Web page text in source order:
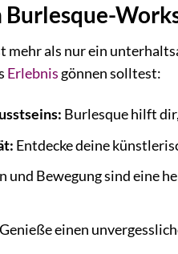
Burlesque-
mehr als nur ein
Erlebnisgönnen solltest:
Burlesque hilft
Entdecke deine
und Bewegung sind eine
Genieße einen